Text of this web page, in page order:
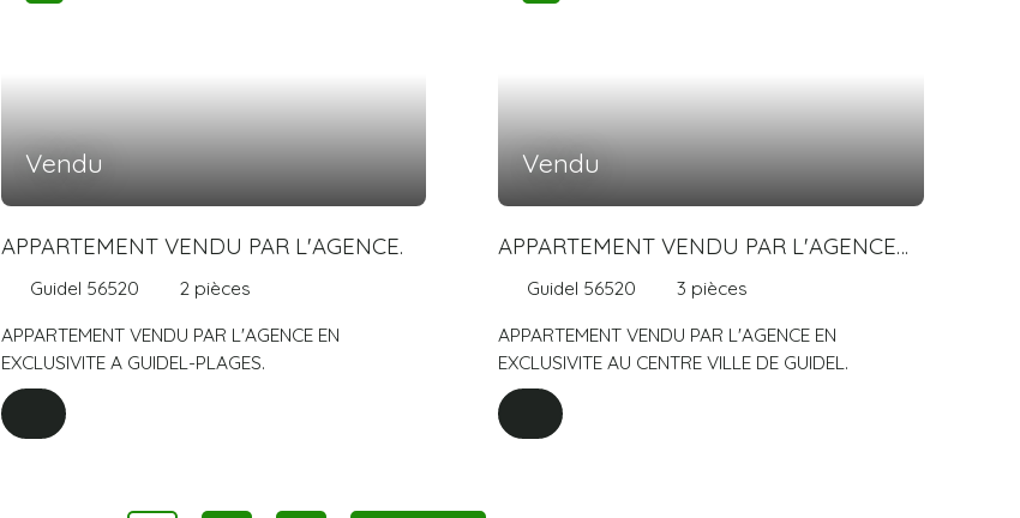
Vendu
APPARTEMENT VENDU PAR L'AGENCE.
Guidel 56520 2 pièces
APPARTEMENT VENDU PAR L'AGENCE EN
EXCLUSIVITE A GUIDEL-PLAGES.
Vendu
APPARTEMENT VENDU PAR L'AGENCE
EN EXCLUSIVITE AU CENTRE VILLE DE
Guidel 56520 3 pièces
APPARTEMENT VENDU PAR L'AGENCE EN
EXCLUSIVITE AU CENTRE VILLE DE GUIDEL.